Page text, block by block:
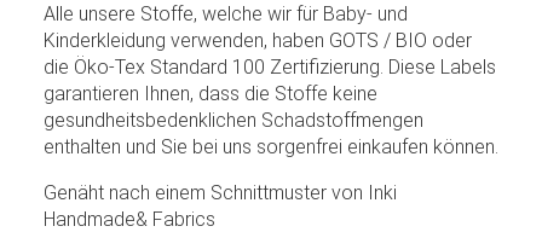
Alle unsere Stoffe, welche wir für Baby- und
Kinderkleidung verwenden, haben GOTS / BIO oder
die Öko-Tex Standard 100 Zertifizierung. Diese Labels
garantieren Ihnen, dass die Stoffe keine
gesundheitsbedenklichen Schadstoffmengen
enthalten und Sie bei uns sorgenfrei einkaufen können.
Genäht nach einem Schnittmuster von Inki
Handmade& Fabrics